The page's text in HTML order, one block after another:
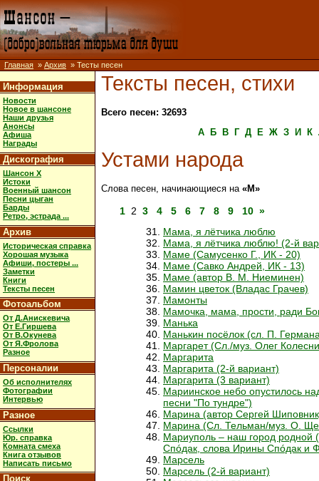
Главная » Архив » Тесты песен
Информация
Новости
Новое в шансоне
Наши друзья
Анонсы
Афиша
Награды
Дискография
Шансон X
Истоки
Военный шансон
Песни цыган
Барды
Ретро, эстрада ...
Архив
Историческая справка
Хорошая музыка
Афиши, постеры ...
Заметки
Книги
Тексты песен
Фотоальбом
От Д.Анискевича
От Е.Гиршева
От В.Окунева
От Я.Фролова
Разное
Персоналии
Об исполнителях
Фотографии
Интервью
Разное
Ссылки
Юр. справка
Комната смеха
Книга отзывов
Написать письмо
Поиск
Тексты песен, стихи
Всего песен: 32693
А
Б В Г Д Е Ж З И К
Устами народа
Слова песен, начинающиеся на «М»
1 2 3 4 5 6 7 8 9 10 »
Мама, я лётчика люблю
Мама, я лётчика люблю! (2-й
Маме (Самусенко Г., ИК - 20)
Маме (Савко Андрей, ИК - 13)
Маме (автор В. М. Ниеминен)
Мамин цветок (Владас Грачев)
Мамонты
Мамочка, мама, прости, ради
Манька
Манькин посёлок (сл. П.
Маргарет (Сл./муз. Олег
Маргарита
Маргарита (2-й вариант)
Маргарита (3 вариант)
Мариинское небо опустилось
песни "По тундре")
Марина (автор Сергей
Марина (Сл. Тельман/муз. О.
Мариуполь – наш город родной
Спóдак, слова Ирины Спóдак и
Марсель
Марсель (2-й вариант)